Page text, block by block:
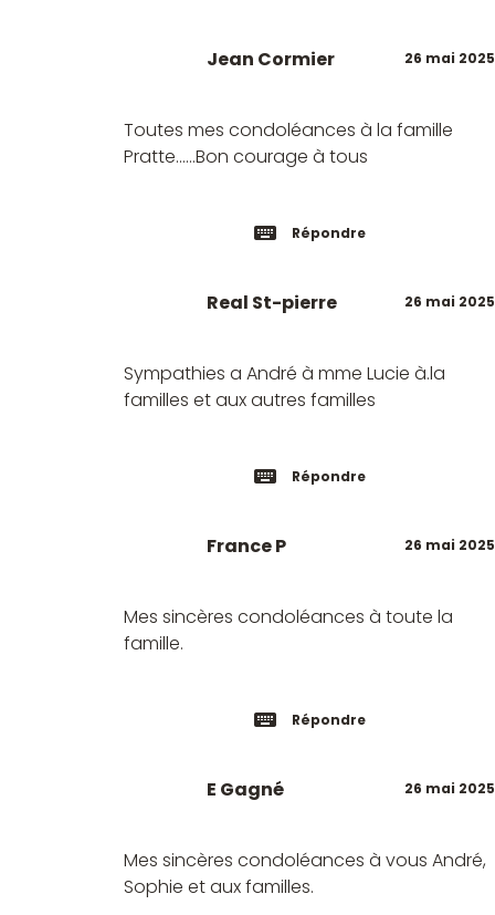
26 mai 2025
Jean Cormier
Toutes mes condoléances à la famille
Pratte......Bon courage à tous
Répondre
26 mai 2025
Real St-pierre
Sympathies a André à mme Lucie à.la
familles et aux autres familles
Répondre
26 mai 2025
France P
Mes sincères condoléances à toute la
famille.
Répondre
26 mai 2025
E Gagné
Mes sincères condoléances à vous André,
Sophie et aux familles.